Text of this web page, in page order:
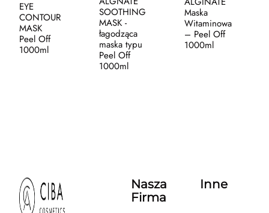
EYE
CONTOUR
MASK
Peel Off
1000ml
SOOTHING
MASK -
łagodząca
maska typu
Peel Off
1000ml
Maska
Witaminowa
– Peel Off
1000ml
Nasza
Firma
Inne